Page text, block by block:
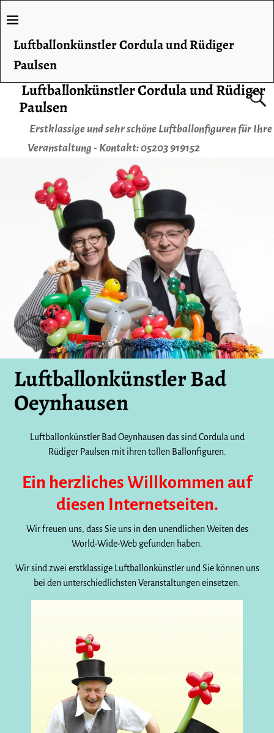
Luftballonkünstler Cordula und Rüdiger
Paulsen
Erstklassige und sehr schöne Luftballonfiguren für Ihre
Veranstaltung - Kontakt: 05203 919152
Luftballonkünstler Cordula und Rüdiger
Paulsen
Luftballonkünstler Bad
Oeynhausen
Luftballonkünstler Bad Oeynhausen das sind Cordula und
Rüdiger Paulsen mit ihren tollen Ballonfiguren.
Ein herzliches Willkommen auf
diesen Internetseiten.
Wir freuen uns, dass Sie uns in den unendlichen Weiten des
World-Wide-Web gefunden haben.
Wir sind zwei erstklassige Luftballonkünstler und Sie können uns
bei den unterschiedlichsten Veranstaltungen einsetzen.